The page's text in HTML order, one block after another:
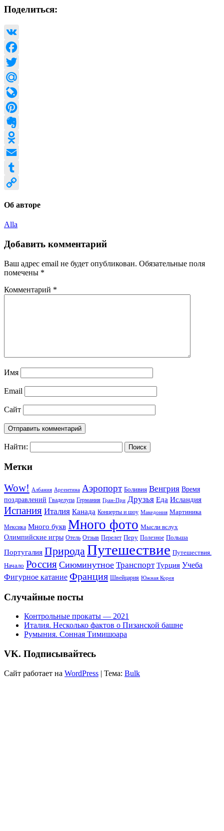
Поделиться:
VK
Facebook
Twitter
Mail.Ru
LiveJournal
Pinterest
Evernote
Odnoklassniki
Email
Tumblr
Об авторе
Alla
Добавить комментарий
Ваш адрес email не будет опубликован. Обязательные поля
помечены *
Комментарий *
Имя
Email
Сайт
Найти:
Метки
Wow! Албания Аргентина Аэропорт Боливия Венгрия Время
поздравлений Гваделупа Германия Гран-При Друзья Еда Исландия
Испания Италия Канада Концерты и шоу Македония Мартиника
Мексика Много букв Много фото Мысли вслух
Олимпийские игры Отель Отзыв Перелет Перу Полезное Польша
Португалия Природа Путешествие Путешествия.
Начало Россия Сиюминутное Транспорт Турция Учеба
Фигурное катание Франция Швейцария Южная Корея
Случайные посты
Контрольные прокаты — 2021
Италия. Несколько фактов о Пизанской башне
Румыния. Сонная Тимишоара
VK. Подписывайтесь
Сайт работает на WordPress | Тема: Bulk